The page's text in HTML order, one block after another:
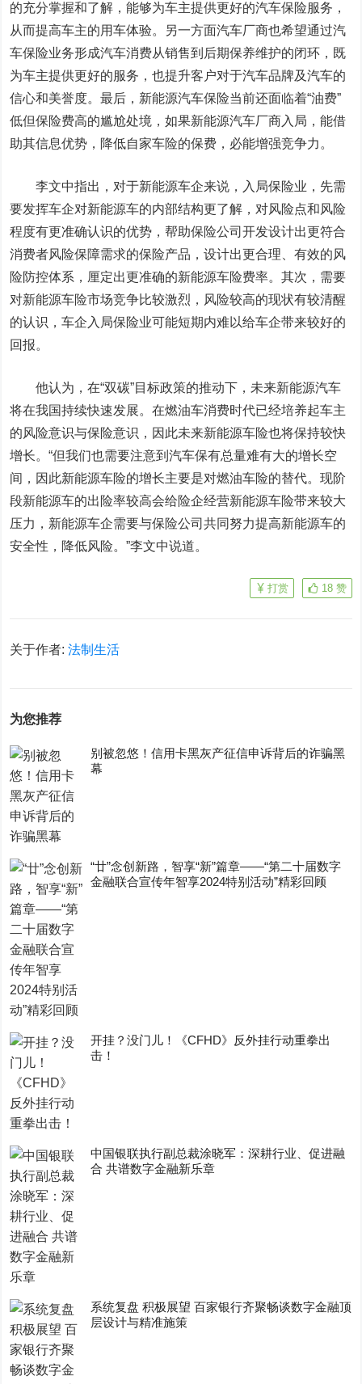
的充分掌握和了解，能够为车主提供更好的汽车保险服务，
从而提高车主的用车体验。另一方面汽车厂商也希望通过汽
车保险业务形成汽车消费从销售到后期保养维护的闭环，既
为车主提供更好的服务，也提升客户对于汽车品牌及汽车的
信心和美誉度。最后，新能源汽车保险当前还面临着“油费”
低但保险费高的尴尬处境，如果新能源汽车厂商入局，能借
助其信息优势，降低自家车险的保费，必能增强竞争力。
李文中指出，对于新能源车企来说，入局保险业，先需
要发挥车企对新能源车的内部结构更了解，对风险点和风险
程度有更准确认识的优势，帮助保险公司开发设计出更符合
消费者风险保障需求的保险产品，设计出更合理、有效的风
险防控体系，厘定出更准确的新能源车险费率。其次，需要
对新能源车险市场竞争比较激烈，风险较高的现状有较清醒
的认识，车企入局保险业可能短期内难以给车企带来较好的
回报。
他认为，在“双碳”目标政策的推动下，未来新能源汽车
将在我国持续快速发展。在燃油车消费时代已经培养起车主
的风险意识与保险意识，因此未来新能源车险也将保持较快
增长。“但我们也需要注意到汽车保有总量难有大的增长空
间，因此新能源车险的增长主要是对燃油车险的替代。现阶
段新能源车的出险率较高会给险企经营新能源车险带来较大
压力，新能源车企需要与保险公司共同努力提高新能源车的
安全性，降低风险。”李文中说道。
18 赞
打赏
关于作者:法制生活
为您推荐
别被忽悠！信用卡黑灰产征信申诉背后的诈骗黑
幕
“廿”念创新路，智享“新”篇章——“第二十届数字
金融联合宣传年智享2024特别活动”精彩回顾
开挂？没门儿！《CFHD》反外挂行动重拳出
击！
中国银联执行副总裁涂晓军：深耕行业、促进融
合 共谱数字金融新乐章
系统复盘 积极展望 百家银行齐聚畅谈数字金融顶
层设计与精准施策